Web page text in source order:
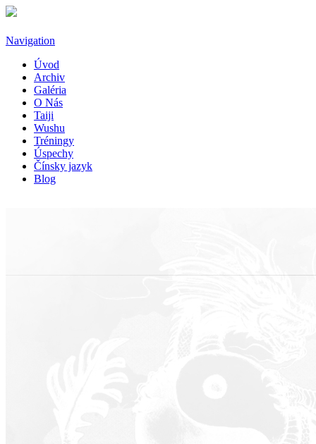
Skočiť na hlavný obsah
Navigation
Úvod
Archiv
Galéria
O Nás
Taiji
Wushu
Tréningy
Úspechy
Čínsky jazyk
Blog